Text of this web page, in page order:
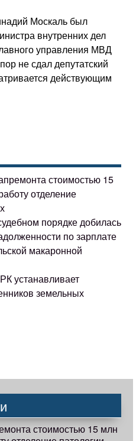
Москаль был
внутренних дел
управления МВД
не сдал депутатский
действующим
стоимостью 15
отделение
порядке добилась
по зарплате
макаронной
устанавливает
земельных
стоимостью 15 млн